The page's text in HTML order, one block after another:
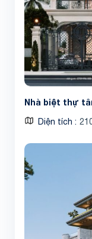
Nhà biệt thự
Diện tích